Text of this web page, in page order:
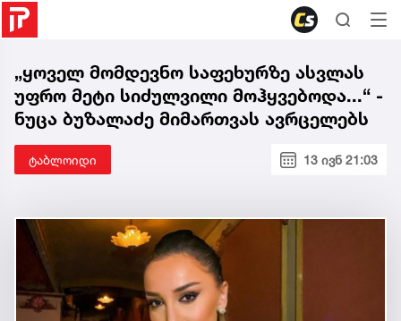
„ყოველ მომდევნო საფეხურზე ასვლას
უფრო მეტი სიძულვილი მოჰყვებოდა...“ -
ნუცა ბუზალაძე მიმართვას ავრცელებს
ტაბლოიდი 13 ივნ 21:03